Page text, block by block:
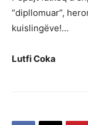
“dipllomuar”,
kuislingëve!…
Lutfi Coka